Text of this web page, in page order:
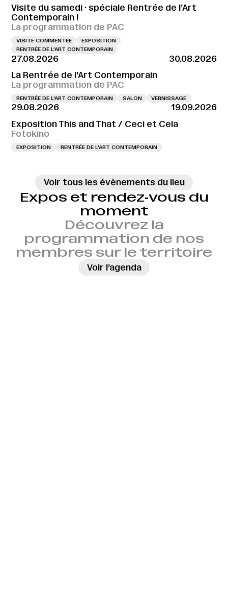
Visite du samedi · spéciale Rentrée de l’Art
Contemporain !
La programmation de PAC
VISITE COMMENTÉE
EXPOSITION
RENTRÉE DE L'ART CONTEMPORAIN
27.08.2026
30.08.2026
La Rentrée de l’Art Contemporain
La programmation de PAC
RENTRÉE DE L'ART CONTEMPORAIN SALON VERNISSAGE
29.08.2026
19.09.2026
Exposition This and That / Ceci et Cela
Fotokino
EXPOSITION RENTRÉE DE L'ART CONTEMPORAIN
Voir tous les évènements du lieu
Expos et rendez‑vous du
moment
Découvrez la
programmation de nos
membres sur le territoire
Voir l’agenda